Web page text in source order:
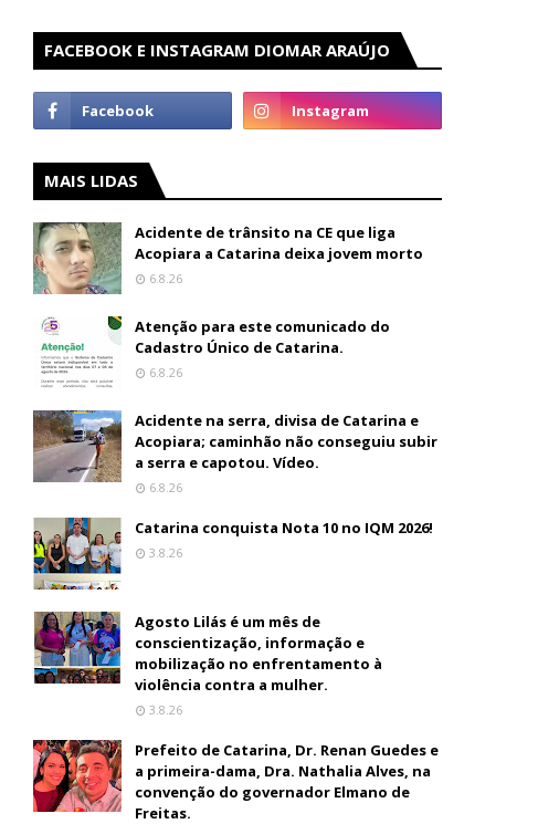
FACEBOOK E INSTAGRAM DIOMAR ARAÚJO
MAIS LIDAS
Acidente de trânsito na CE que liga
Acopiara a Catarina deixa jovem morto
6.8.26
Atenção para este comunicado do
Cadastro Único de Catarina.
6.8.26
Acidente na serra, divisa de Catarina e
Acopiara; caminhão não conseguiu subir
a serra e capotou. Vídeo.
6.8.26
Catarina conquista Nota 10 no IQM 2026!
3.8.26
Agosto Lilás é um mês de
conscientização, informação e
mobilização no enfrentamento à
violência contra a mulher.
3.8.26
Prefeito de Catarina, Dr. Renan Guedes e
a primeira-dama, Dra. Nathalia Alves, na
convenção do governador Elmano de
Freitas.